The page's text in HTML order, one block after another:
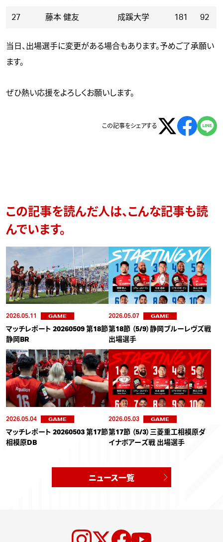
27 藤本 健友 成蹊大学 181 92
当日、出場選手に変更がある場合もあります。予めご了承願い
ます。
ぜひ熱い応援をよろしくお願いします。
この記事をシェアする
この記事を読んだ人は、こんな記事も読
んでいます。
2026.05.11 GAME
マッチレポート 20260509 第18節
静岡BR
2026.05.07 GAME
第18節 （5/9）静岡ブルーレヴズ戦
出場選手
2026.05.04 GAME
マッチレポート 20260503 第17節
相模原DB
2026.05.03 GAME
第17節 （5/3）三菱重工相模原ダ
イナボアーズ戦 出場選手
ニュース一覧